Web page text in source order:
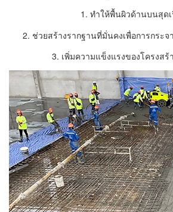
1. ทำให้พื้นผิวด้านบนสุด
2. ช่วยสร้างรากฐานที่มั่นคงเพื่อการกระ
3. เพิ่มความแข็งแรงของโครงส